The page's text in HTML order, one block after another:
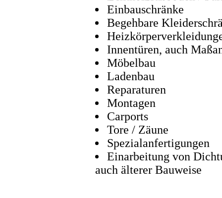
Einbauschränke
Begehbare
Innentüren, auch
Möbelbau
Ladenbau
Reparaturen
Montagen
Carports
Tore / Zäune
Spezialanfertigungen
Einarbeitung von
auch älterer Bauweise